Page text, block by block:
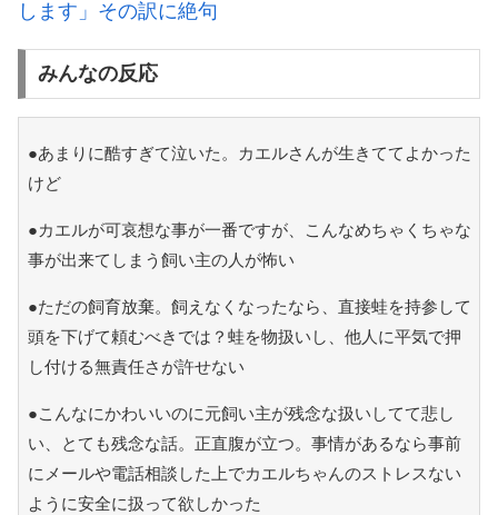
します」その訳に絶句
みんなの反応
●あまりに酷すぎて泣いた。カエルさんが生きててよかった
けど
●カエルが可哀想な事が一番ですが、こんなめちゃくちゃな
事が出来てしまう飼い主の人が怖い
●ただの飼育放棄。飼えなくなったなら、直接蛙を持参して
頭を下げて頼むべきでは？蛙を物扱いし、他人に平気で押
し付ける無責任さが許せない
●こんなにかわいいのに元飼い主が残念な扱いしてて悲し
い、とても残念な話。正直腹が立つ。事情があるなら事前
にメールや電話相談した上でカエルちゃんのストレスない
ように安全に扱って欲しかった